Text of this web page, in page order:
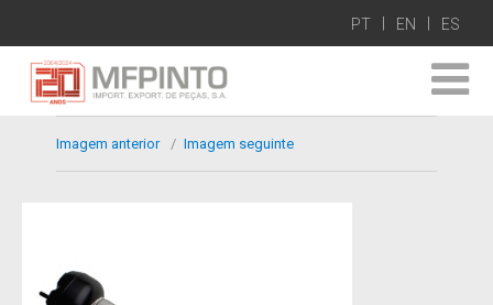
PT EN ES
Imagem anterior Imagem seguinte